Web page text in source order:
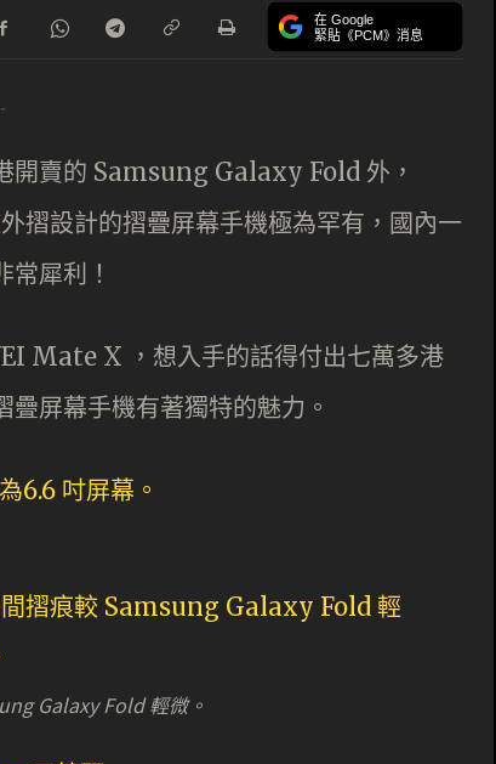
在 Google
緊貼《PCM》消息
開賣的 Samsung Galaxy Fold 外，
摺設計的摺疊屏幕手機極為罕有，國內一
犀利！
Mate X ，想入手的話得付出七萬多港
屏幕手機有著獨特的魅力。
Galaxy Fold 輕微。